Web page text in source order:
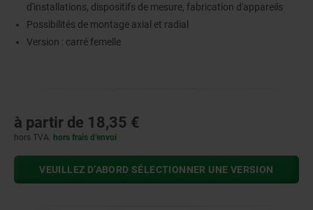
d'installations, dispositifs de mesure, fabrication d'appareils
Possibilités de montage axial et radial
Version : carré femelle
à partir de 18,35 €
hors TVA hors frais d’envoi
VEUILLEZ D’ABORD SÉLECTIONNER UNE VERSION